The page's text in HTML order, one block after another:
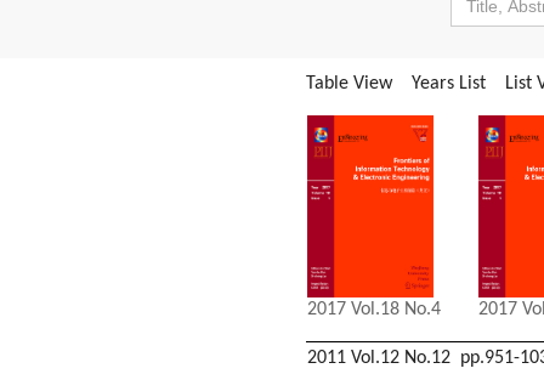
Table View Years List List
2017 Vol.18 No.4 2017
2011 Vol.12 No.12 pp.951-